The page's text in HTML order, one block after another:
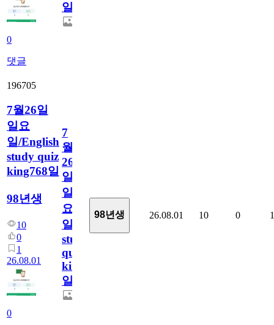
0
댓글
일
196705
7월26일
일요
일/English
study quiz
king768일
98년생
10
0
1
26.08.01
0
7
월
26
일
일
요
일/English
study
quiz
king768
일
98년생 26.08.01 10 0 1